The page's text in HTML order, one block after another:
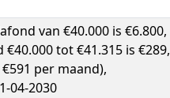
van €40.000 is €6.800,
tot €41.315 is €289,
per maand),
04-2030